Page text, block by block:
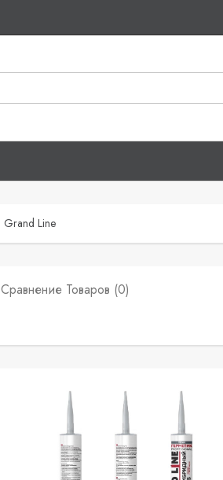
Grand Line
Сравнение Товаров (0)